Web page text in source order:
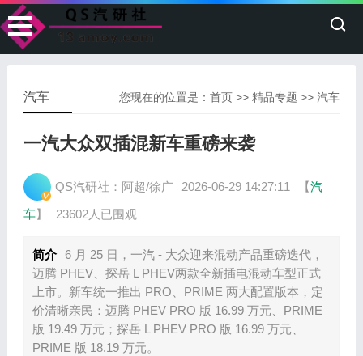
您现在的位置是：首页 >>精品专题 >>汽车
汽车
一汽大众双插混新车重磅来袭
QS汽研社：阿超/徐广 2026-06-29 14:27:11 【汽
车】 23602人已围观
简介 6 月 25 日，一汽 - 大众迎来混动产品重磅迭代，
迈腾 PHEV、探岳 L PHEV两款全新插电混动车型正式
上市。新车统一推出 PRO、PRIME 两大配置版本，定
价清晰亲民：迈腾 PHEV PRO 版 16.99 万元、PRIME
版 19.49 万元；探岳 L PHEV PRO 版 16.99 万元、
PRIME 版 18.19 万元。